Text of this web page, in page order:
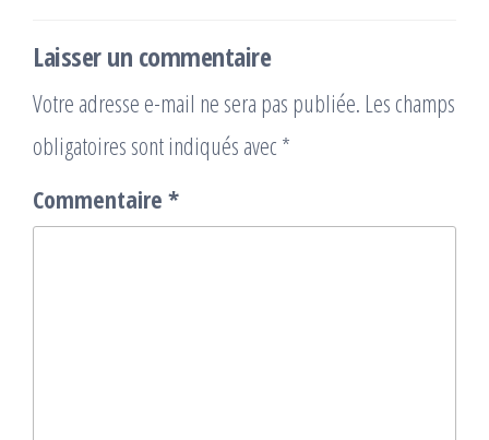
Laisser un commentaire
Votre adresse e-mail ne sera pas publiée. Les champs
obligatoires sont indiqués avec *
Commentaire *